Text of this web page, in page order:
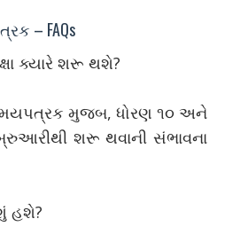
– FAQs
ક્યારે શરૂ થશે?
સમયપત્રક મુજબ, ધોરણ ૧૦ અને
શરૂ થવાની સંભાવના
હશે?